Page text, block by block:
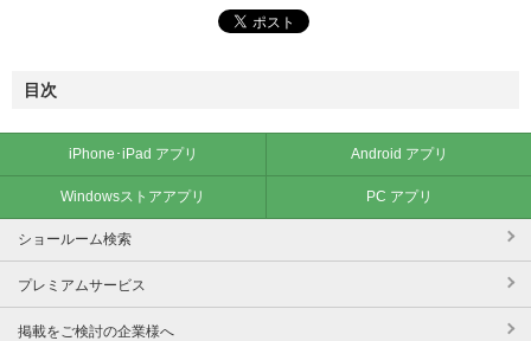
目次
iPhone･iPad アプリ Android アプリ
Windowsストアアプリ PC アプリ
ショールーム検索
プレミアムサービス
掲載をご検討の企業様へ